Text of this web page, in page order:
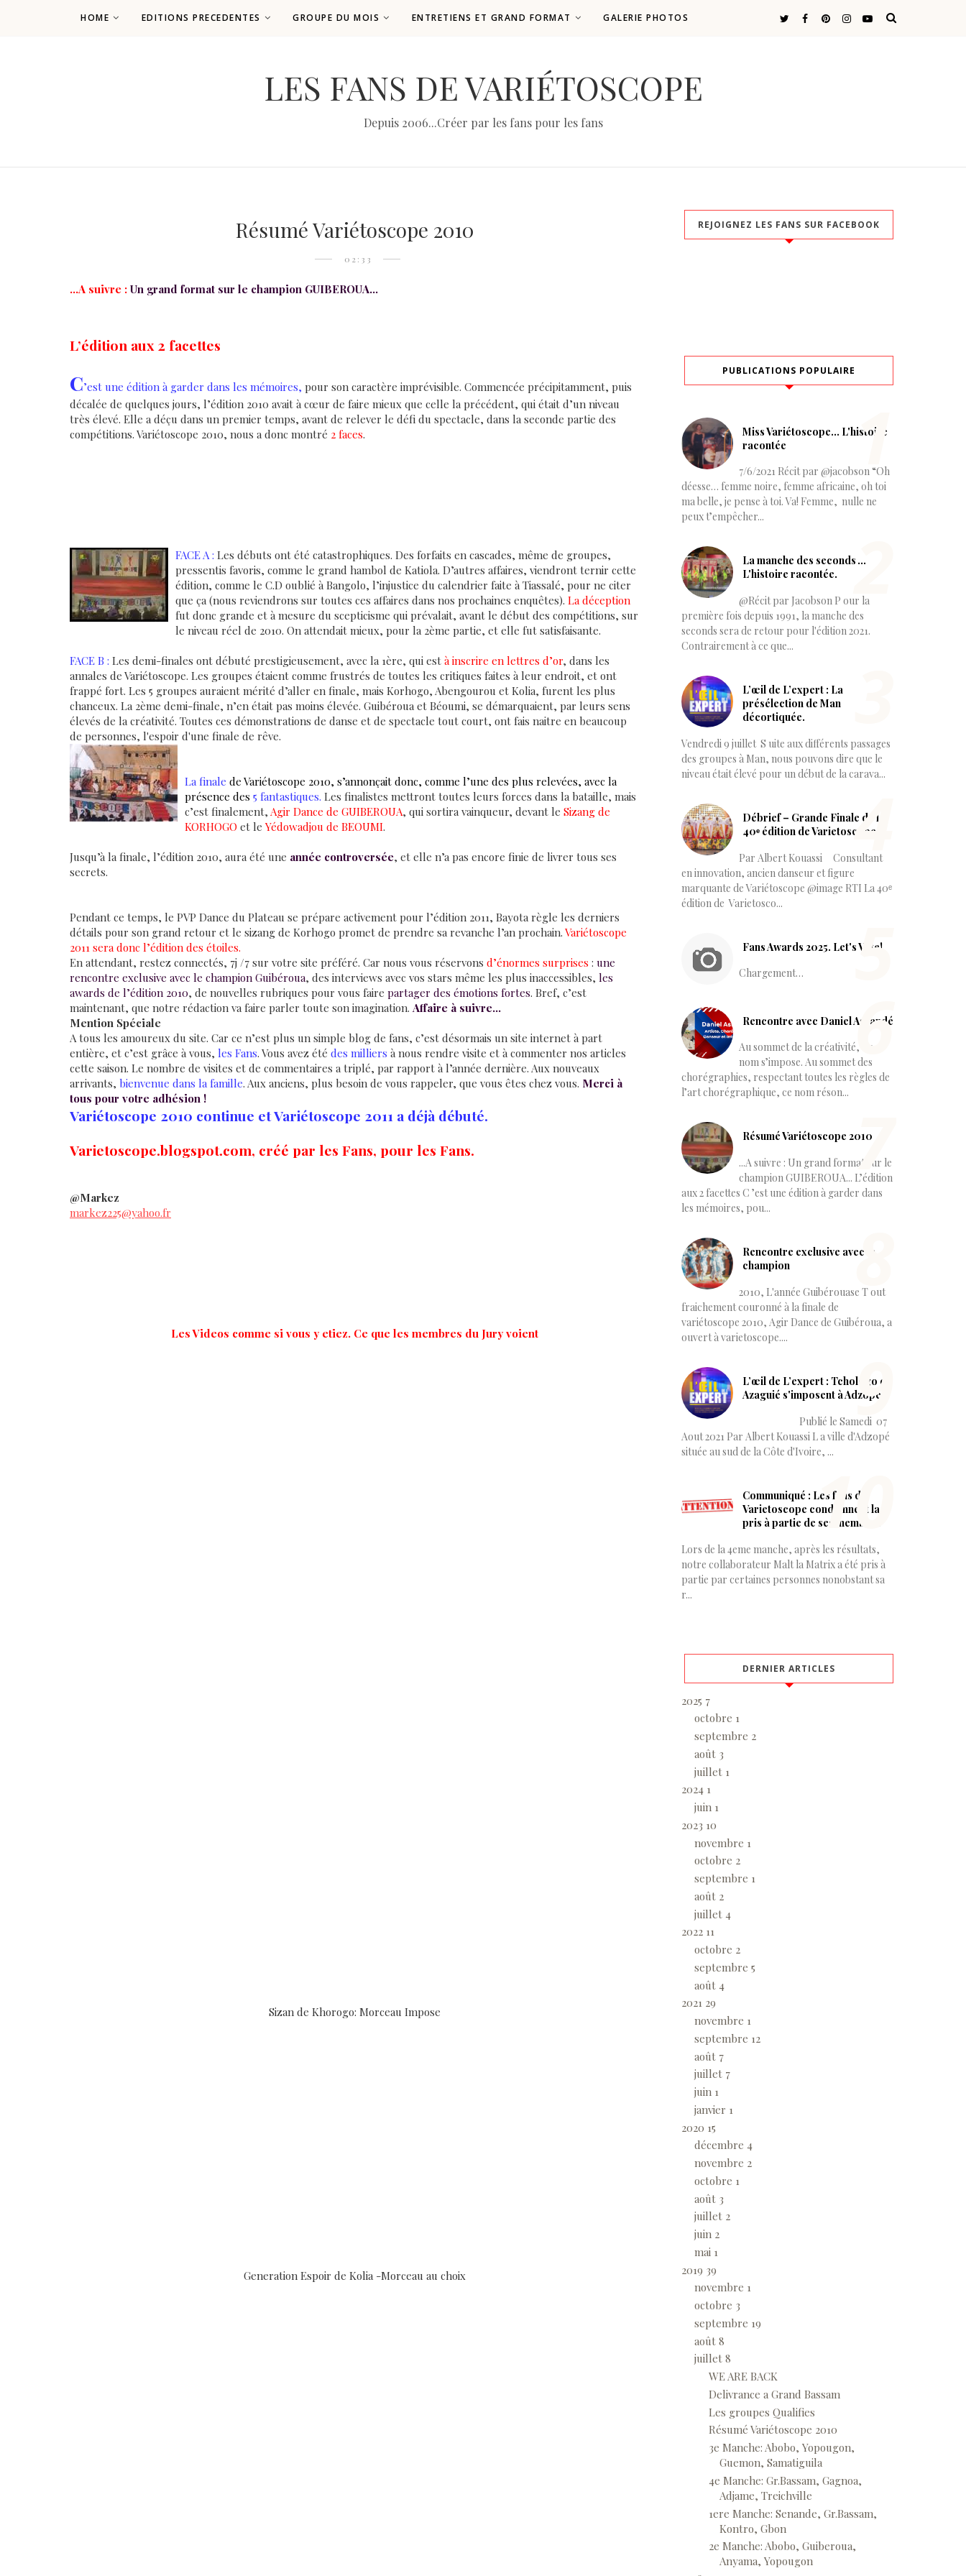
LES FANS DE VARIÉTOSCOPE
Depuis 2006...Créer par les fans pour les fans
HOME EDITIONS PRECEDENTES GROUPE DU MOIS ENTRETIENS ET GRAND FORMAT GALERIE PHOTOS
Résumé Variétoscope 2010
02:33
...A suivre : Un grand format sur le champion GUIBEROUA...
L’édition aux 2 facettes
C’est une édition à garder dans les mémoires, pour son caractère imprévisible. Commencée précipitamment, puis
décalée de quelques jours, l’édition 2010 avait à cœur de faire mieux que celle la précédent, qui était d’un niveau
très élevé. Elle a déçu dans un premier temps, avant de relever le défi du spectacle, dans la seconde partie des
compétitions. Variétoscope 2010, nous a donc montré 2 faces.
FACE A : Les débuts ont été catastrophiques. Des forfaits en cascades, même de groupes,
pressentis favoris, comme le grand hambol de Katiola. D’autres affaires, viendront ternir cette
édition, comme le C.D oublié à Bangolo, l’injustice du calendrier faite à Tiassalé, pour ne citer
que ça (nous reviendrons sur toutes ces affaires dans nos prochaines enquêtes). La déception
fut donc grande et à mesure du scepticisme qui prévalait, avant le début des compétitions, sur
le niveau réel de 2010. On attendait mieux, pour la 2ème partie, et elle fut satisfaisante.
FACE B : Les demi-finales ont débuté prestigieusement, avec la 1ère, qui est à inscrire en lettres d’or, dans les
annales de Variétoscope. Les groupes étaient comme frustrés de toutes les critiques faites à leur endroit, et ont
frappé fort. Les 5 groupes auraient mérité d’aller en finale, mais Korhogo, Abengourou et Kolia, furent les plus
chanceux. La 2ème demi-finale, n’en était pas moins élevée. Guibéroua et Béoumi, se démarquaient, par leurs sens
élevés de la créativité. Toutes ces démonstrations de danse et de spectacle tout court, ont fais naitre en beaucoup
de personnes, l'espoir d'une finale de rêve.
La finale de Variétoscope 2010, s’annonçait donc, comme l’une des plus relevées, avec la
présence des 5 fantastiques. Les finalistes mettront toutes leurs forces dans la bataille, mais
c’est finalement, Agir Dance de GUIBEROUA, qui sortira vainqueur, devant le Sizang de
KORHOGO et le Yédowadjou de BEOUMI.
Jusqu’à la finale, l’édition 2010, aura été une année controversée, et elle n’a pas encore finie de livrer tous ses
secrets.
Pendant ce temps, le PVP Dance du Plateau se prépare activement pour l’édition 2011, Bayota règle les derniers
détails pour son grand retour et le sizang de Korhogo promet de prendre sa revanche l’an prochain. Variétoscope
2011 sera donc l’édition des étoiles.
En attendant, restez connectés, 7j /7 sur votre site préféré. Car nous vous réservons d’énormes surprises : une
rencontre exclusive avec le champion Guibéroua, des interviews avec vos stars même les plus inaccessibles, les
awards de l’édition 2010, de nouvelles rubriques pour vous faire partager des émotions fortes. Bref, c’est
maintenant, que notre rédaction va faire parler toute son imagination. Affaire à suivre…
Mention Spéciale
A tous les amoureux du site. Car ce n’est plus un simple blog de fans, c’est désormais un site internet à part
entière, et c’est grâce à vous, les Fans. Vous avez été des milliers à nous rendre visite et à commenter nos articles
cette saison. Le nombre de visites et de commentaires a triplé, par rapport à l’année dernière. Aux nouveaux
arrivants, bienvenue dans la famille. Aux anciens, plus besoin de vous rappeler, que vous êtes chez vous. Merci à
tous pour votre adhésion !
Variétoscope 2010 continue et Variétoscope 2011 a déjà débuté.
Varietoscope.blogspot.com, créé par les Fans, pour les Fans.
@Markez
markez225@yahoo.fr
Les Videos comme si vous y etiez. Ce que les membres du Jury voient
Sizan de Khorogo: Morceau Impose
Generation Espoir de Kolia -Morceau au choix
REJOIGNEZ LES FANS SUR FACEBOOK
PUBLICATIONS POPULAIRE
Miss Variétoscope… L'histoire
racontée
7/6/2021 Récit par @jacobson “Oh
déesse… femme noire, femme africaine, oh toi
ma belle, je pense à toi. Va! Femme, nulle ne
peux t’empêcher...
La manche des seconds ...
L'histoire racontée.
@Récit par Jacobson P our la
première fois depuis 1991, la manche des
seconds sera de retour pour l'édition 2021.
Contrairement à ce que...
L’œil de L’expert : La
présélection de Man
décortiquée.
Vendredi 9 juillet S uite aux différents passages
des groupes à Man, nous pouvons dire que le
niveau était élevé pour un début de la carava...
Débrief – Grande Finale de la
40ᵉ édition de Varietoscope
Par Albert Kouassi Consultant
en innovation, ancien danseur et figure
marquante de Variétoscope @image RTI La 40ᵉ
édition de Varietosco...
Fans Awards 2025. Let's Vote!
Chargement…
Rencontre avec Daniel Assandé
Au sommet de la créativité, un
nom s’impose. Au sommet des
chorégraphies, respectant toutes les règles de
l’art chorégraphique, ce nom réson...
Résumé Variétoscope 2010
...A suivre : Un grand format sur le
champion GUIBEROUA... L’édition
aux 2 facettes C ’est une édition à garder dans
les mémoires, pou...
Rencontre exclusive avec le
champion
2010, L'année Guibérouase T out
fraichement couronné à la finale de
variétoscope 2010, Agir Dance de Guibéroua, a
ouvert à varietoscope....
L’œil de L’expert : Tchologo et
Azaguié s'imposent à Adzopé.
Publié le Samedi 07
Aout 2021 Par Albert Kouassi L a ville d'Adzopé
située au sud de la Côte d'Ivoire, ...
Communiqué : Les fans de
Varietoscope condamnent la
pris à partie de ses membres
Lors de la 4eme manche, après les résultats,
notre collaborateur Malt la Matrix a été pris à
partie par certaines personnes nonobstant sa
r...
DERNIER ARTICLES
2025 7
octobre 1
septembre 2
août 3
juillet 1
2024 1
juin 1
2023 10
novembre 1
octobre 2
septembre 1
août 2
juillet 4
2022 11
octobre 2
septembre 5
août 4
2021 29
novembre 1
septembre 12
août 7
juillet 7
juin 1
janvier 1
2020 15
décembre 4
novembre 2
octobre 1
août 3
juillet 2
juin 2
mai 1
2019 39
novembre 1
octobre 3
septembre 19
août 8
juillet 8
WE ARE BACK
Delivrance a Grand Bassam
Les groupes Qualifies
Résumé Variétoscope 2010
3e Manche: Abobo, Yopougon,
Guemon, Samatiguila
4e Manche: Gr.Bassam, Gagnoa,
Adjame, Treichville
1ere Manche: Senande, Gr.Bassam,
Kontro, Gbon
2e Manche: Abobo, Guiberoua,
Anyama, Yopougon